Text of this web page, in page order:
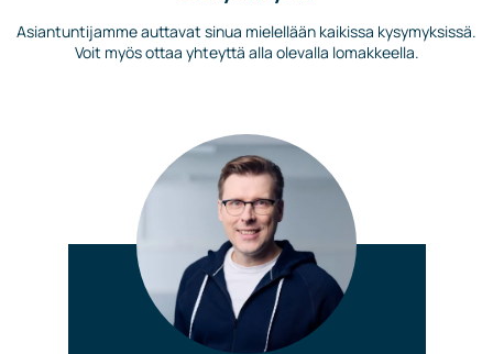
Asiantuntijamme auttavat sinua mielellään kaikissa kysymyksissä.
Voit myös ottaa yhteyttä alla olevalla lomakkeella.